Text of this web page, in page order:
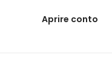
Aprire conto